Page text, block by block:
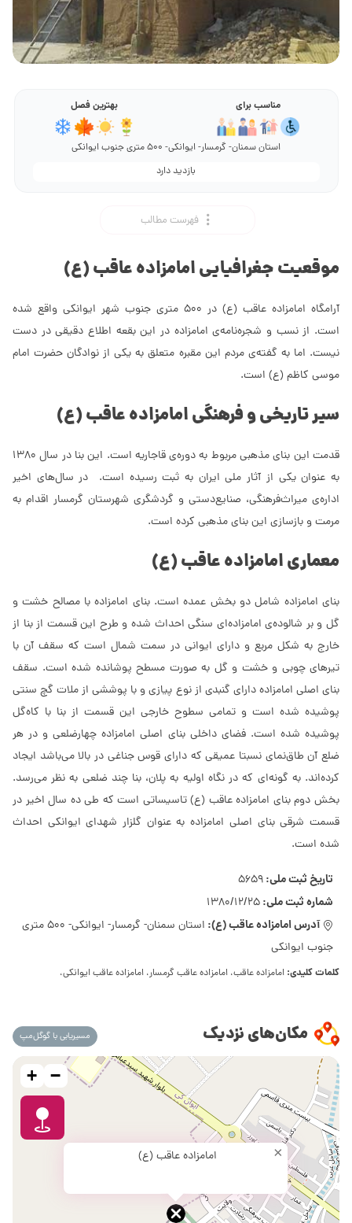
مناسب برای بهترین فصل
استان سمنان- گرمسار- ایوانکی- 500 متری جنوب ایوانکی
بازدید دارد
فهرست مطالب
موقعیت جغرافیایی امامزاده عاقب (ع)
آرامگاه امامزاده عاقب (ع) در 500 متری جنوب شهر ایوانکی واقع شده
است. از نسب و شجره‌نامه‌ی امامزاده در این بقعه اطلاع دقیقى در دست
نیست. اما به گفته‌ی مردم این مقبره متعلق به یکى از نوادگان حضرت امام
موسى کاظم (ع) است.
سیر تاریخی و فرهنگی امامزاده عاقب (ع)
قدمت این بنای مذهبی مربوط به دوره‌ی قاجاریه است. این بنا در سال 1380
به عنوان یکی از آثار ملی ایران به ثبت رسیده است. در سال‌های اخیر
اداره‌ی میراث‌فرهنگی، صنایع‌دستی و گردشگری شهرستان گرمسار اقدام به
مرمت و بازسازی این بنای مذهبی کرده است.
معماری امامزاده عاقب (ع)
بنای امامزاده شامل دو بخش عمده است. بنای امامزاده با مصالح خشت و
گل و بر شالوده‌ی امامزاده‌ای سنگی احداث شده و طرح این قسمت از بنا از
خارج به شکل مربع و دارای ایوانی در سمت شمال است که سقف آن با
تیرهای چوبی و خشت و گل به صورت مسطح پوشانده شده است. سقف
بنای اصلی امامزاده دارای گنبدی از نوع پیازی و با پوششی از ملات گچ سنتی
پوشیده شده است و تمامی سطوح خارجی این قسمت از بنا با کاه‌گل
پوشیده شده است. فضاى داخلى بناى اصلى امامزاده چهارضلعى و در هر
ضلع آن طاق‌نماى نسبتا عمیقى که داراى قوس جناغى در بالا مى‏‌باشد ایجاد
کرده‏‌اند. به گونه‏‌اى که در نگاه اولیه به پلان، بنا چند ضلعى به نظر مى‏‌رسد.
بخش دوم بناى امامزاده عاقب (ع) تاسیساتى است که طى ده سال اخیر در
قسمت شرقى بناى اصلى امامزاده به عنوان گلزار شهداى ایوانکى احداث
شده است.
تاریخ ثبت ملی:5659
شماره ثبت ملی:1380/12/25
آدرس امامزاده عاقب (ع):
استان سمنان- گرمسار- ایوانکی- 500 متری
جنوب ایوانکی
کلمات کلیدی: امامزاده عاقب، امامزاده عاقب گرمسار، امامزاده عاقب ایوانکی،
مکان‌های نزدیک مسیریابی با گوگل‌مپ
امامزاده عاقب (ع) ×
+ −